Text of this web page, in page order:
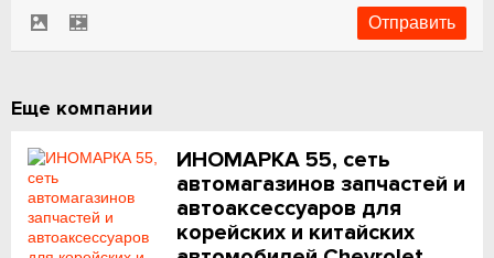
Еще компании
ИНОМАРКА 55, сеть
автомагазинов запчастей и
автоаксессуаров для
корейских и китайских